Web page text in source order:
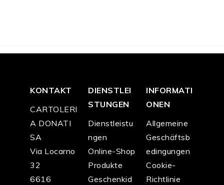
KONTAKT
CARTOLERI
A DONATI
SA
Via Locarno
32
6616
DIENSTLEI
STUNGEN
Dienstleistu
ngen
Online-Shop
Produkte
Geschenkid
INFORMATI
ONEN
Allgemeine
Geschäftsb
edingungen
Cookie-
Richtlinie